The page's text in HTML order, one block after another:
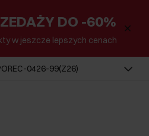
DO -60%
w jeszcze lepszych cenach
0426-99(Z26)